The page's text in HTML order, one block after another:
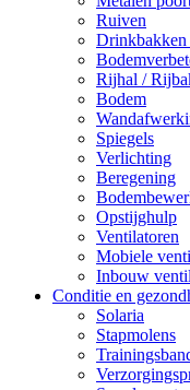
Ruiven
Drinkbakken
Rijhal /
Bodem
Spiegels
Verlichting
Beregening
Opstijghulp
Ventilatoren
Mobiele
Inbouw
Conditie en
Solaria
Stapmolens